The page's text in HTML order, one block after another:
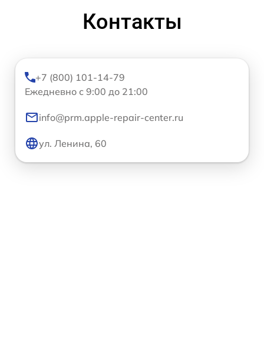
Контакты
+7 (800) 101-14-79
Ежедневно с 9:00 до 21:00
info@prm.apple-repair-center.ru
ул. Ленина, 60